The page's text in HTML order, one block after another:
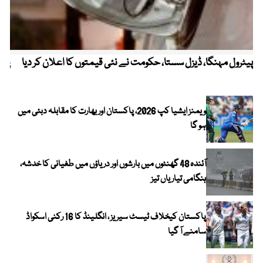
پیٹرول مہنگا، ڈیزل سستا، حکومت نے نئی قیمتوں کا اعلان کر دیا
ویمنز ایشیا کپ 2026، پاکستان اور بھارت کا مقابلہ دبئی میں
ہو گا
آئندہ 48 گھنٹوں میں بارشوں اور دریاؤں میں طغیانی کا خدشہ،
ہنگامی تیاریاں تیز
پاکستان کیخلاف ٹیسٹ سیریز ، انگلینڈ کا 16 رکنی اسکواڈ
سامنے آ گیا